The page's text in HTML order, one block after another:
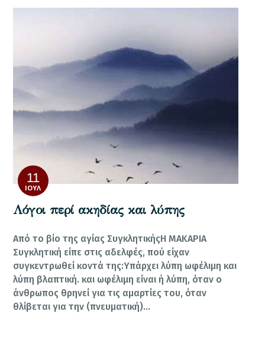
11
ΙΟΎΛ
Λόγοι περί ακηδίας και λύπης
Από το βίο της αγίας ΣυγκλητικήςΗ ΜΑΚΑΡΙΑ
Συγκλητική είπε στις αδελφές, πού είχαν
συγκεντρωθεί κοντά της:Υπάρχει λύπη ωφέλιμη και
λύπη βλαπτική. και ωφέλιμη είναι ή λύπη, όταν ο
άνθρωπος θρηνεί για τις αμαρτίες του, όταν
θλίβεται για την (πνευματική)…